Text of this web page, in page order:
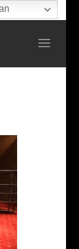
farell.com